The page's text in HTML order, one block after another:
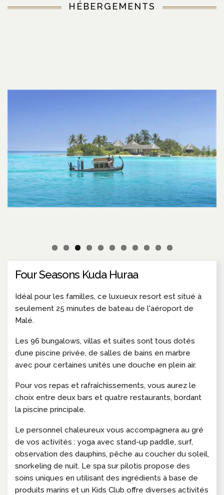
HÉBERGEMENTS
Four Seasons Kuda Huraa
Idéal pour les familles, ce luxueux resort est situé à
seulement 25 minutes de bateau de l'aéroport de
Malé.
Les 96 bungalows, villas et suites sont tous dotés
d’une piscine privée, de salles de bains en marbre
avec pour certaines unités une douche en plein air.
Pour vos repas et rafraîchissements, vous aurez le
choix entre deux bars et quatre restaurants, bordant
la piscine principale.
Le personnel chaleureux vous accompagnera au gré
de vos activités : yoga avec stand-up paddle, surf,
observation des dauphins, pêche au coucher du soleil,
snorkeling de nuit. Le spa sur pilotis propose des
soins uniques en utilisant des ingrédients à base de
produits marins et un Kids Club offre diverses activités